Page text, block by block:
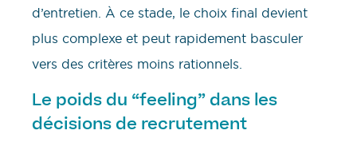
d’entretien. À ce stade, le choix final devient
plus complexe et peut rapidement basculer
vers des critères moins rationnels.
Le poids du “feeling” dans les
décisions de recrutement